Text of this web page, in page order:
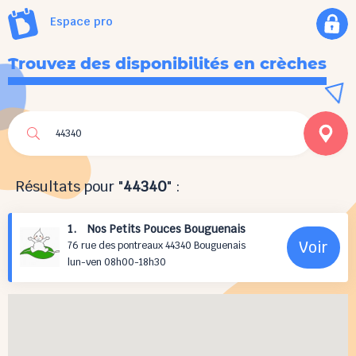
Espace pro
Trouvez des disponibilités en crèches
Résultats pour "44340" :
1. Nos Petits Pouces Bouguenais
76 rue des pontreaux 44340 Bouguenais
lun-ven 08h00-18h30
Voir